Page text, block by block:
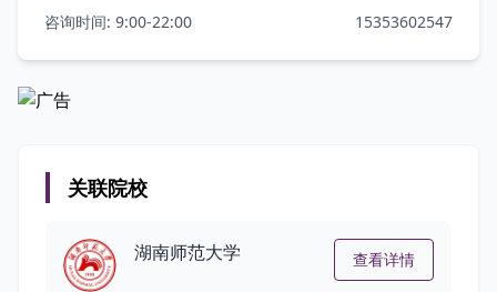
咨询时间: 9:00-22:00 15353602547
关联院校
湖南师范大学 查看详情